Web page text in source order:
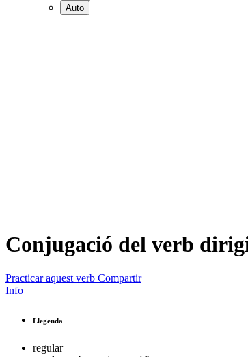
Auto
Conjugació del verb
Practicar aquest verb Compartir
Info
Llegenda
regular